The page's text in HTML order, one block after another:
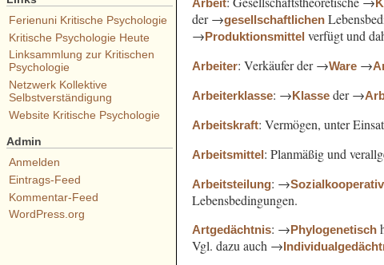
der →gesellschaftlichen
→Produktionsmittel verfügt und
Arbeiter: Verkäufer der →Ware →
Arbeiterklasse: →Klasse der →
Arbeitskraft: Vermögen, unter
Arbeitsmittel: Planmäßig und
Arbeitsteilung: →
Lebensbedingungen.
Artgedächtnis: →Phylogenetisch
Vgl. dazu auch →
Ferienuni Kritische Psychologie
Kritische Psychologie Heute
Linksammlung zur Kritischen
Psychologie
Netzwerk Kollektive
Selbstverständigung
Website Kritische Psychologie
Admin
Anmelden
Eintrags-Feed
Kommentar-Feed
WordPress.org